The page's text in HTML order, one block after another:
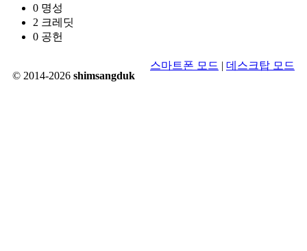
0 명성
2 크레딧
0 공헌
© 2014-2026 shimsangduk
스마트폰 모드 | 데스크탑 모드